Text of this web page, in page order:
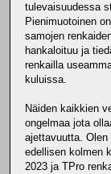
tulevaisuudessa
Pienimuotoinen
samojen
hankaloituu ja
renkailla
kuluissa.
Näiden kaikkien
ongelmaa jota
ajettavuutta.
edellisen kolmen
2023 ja TPro